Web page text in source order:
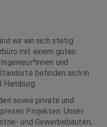
wir ein sich stetig
mit einem guten
und
befinden sich in
sowie private und
Projekten. Unser
und Gewerbebauten,